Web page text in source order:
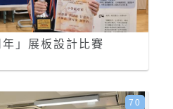
年」展板設計比賽
70